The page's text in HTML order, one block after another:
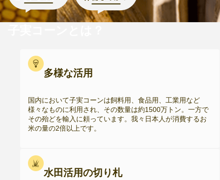
多様な活用
国内において子実コーンは飼料用、食品用、工業用など
様々なものに利用され、その数量は約1500万トン。一方で
その殆どを輸入に頼っています。我々日本人が消費するお
米の量の2倍以上です。
水田活用の切り札